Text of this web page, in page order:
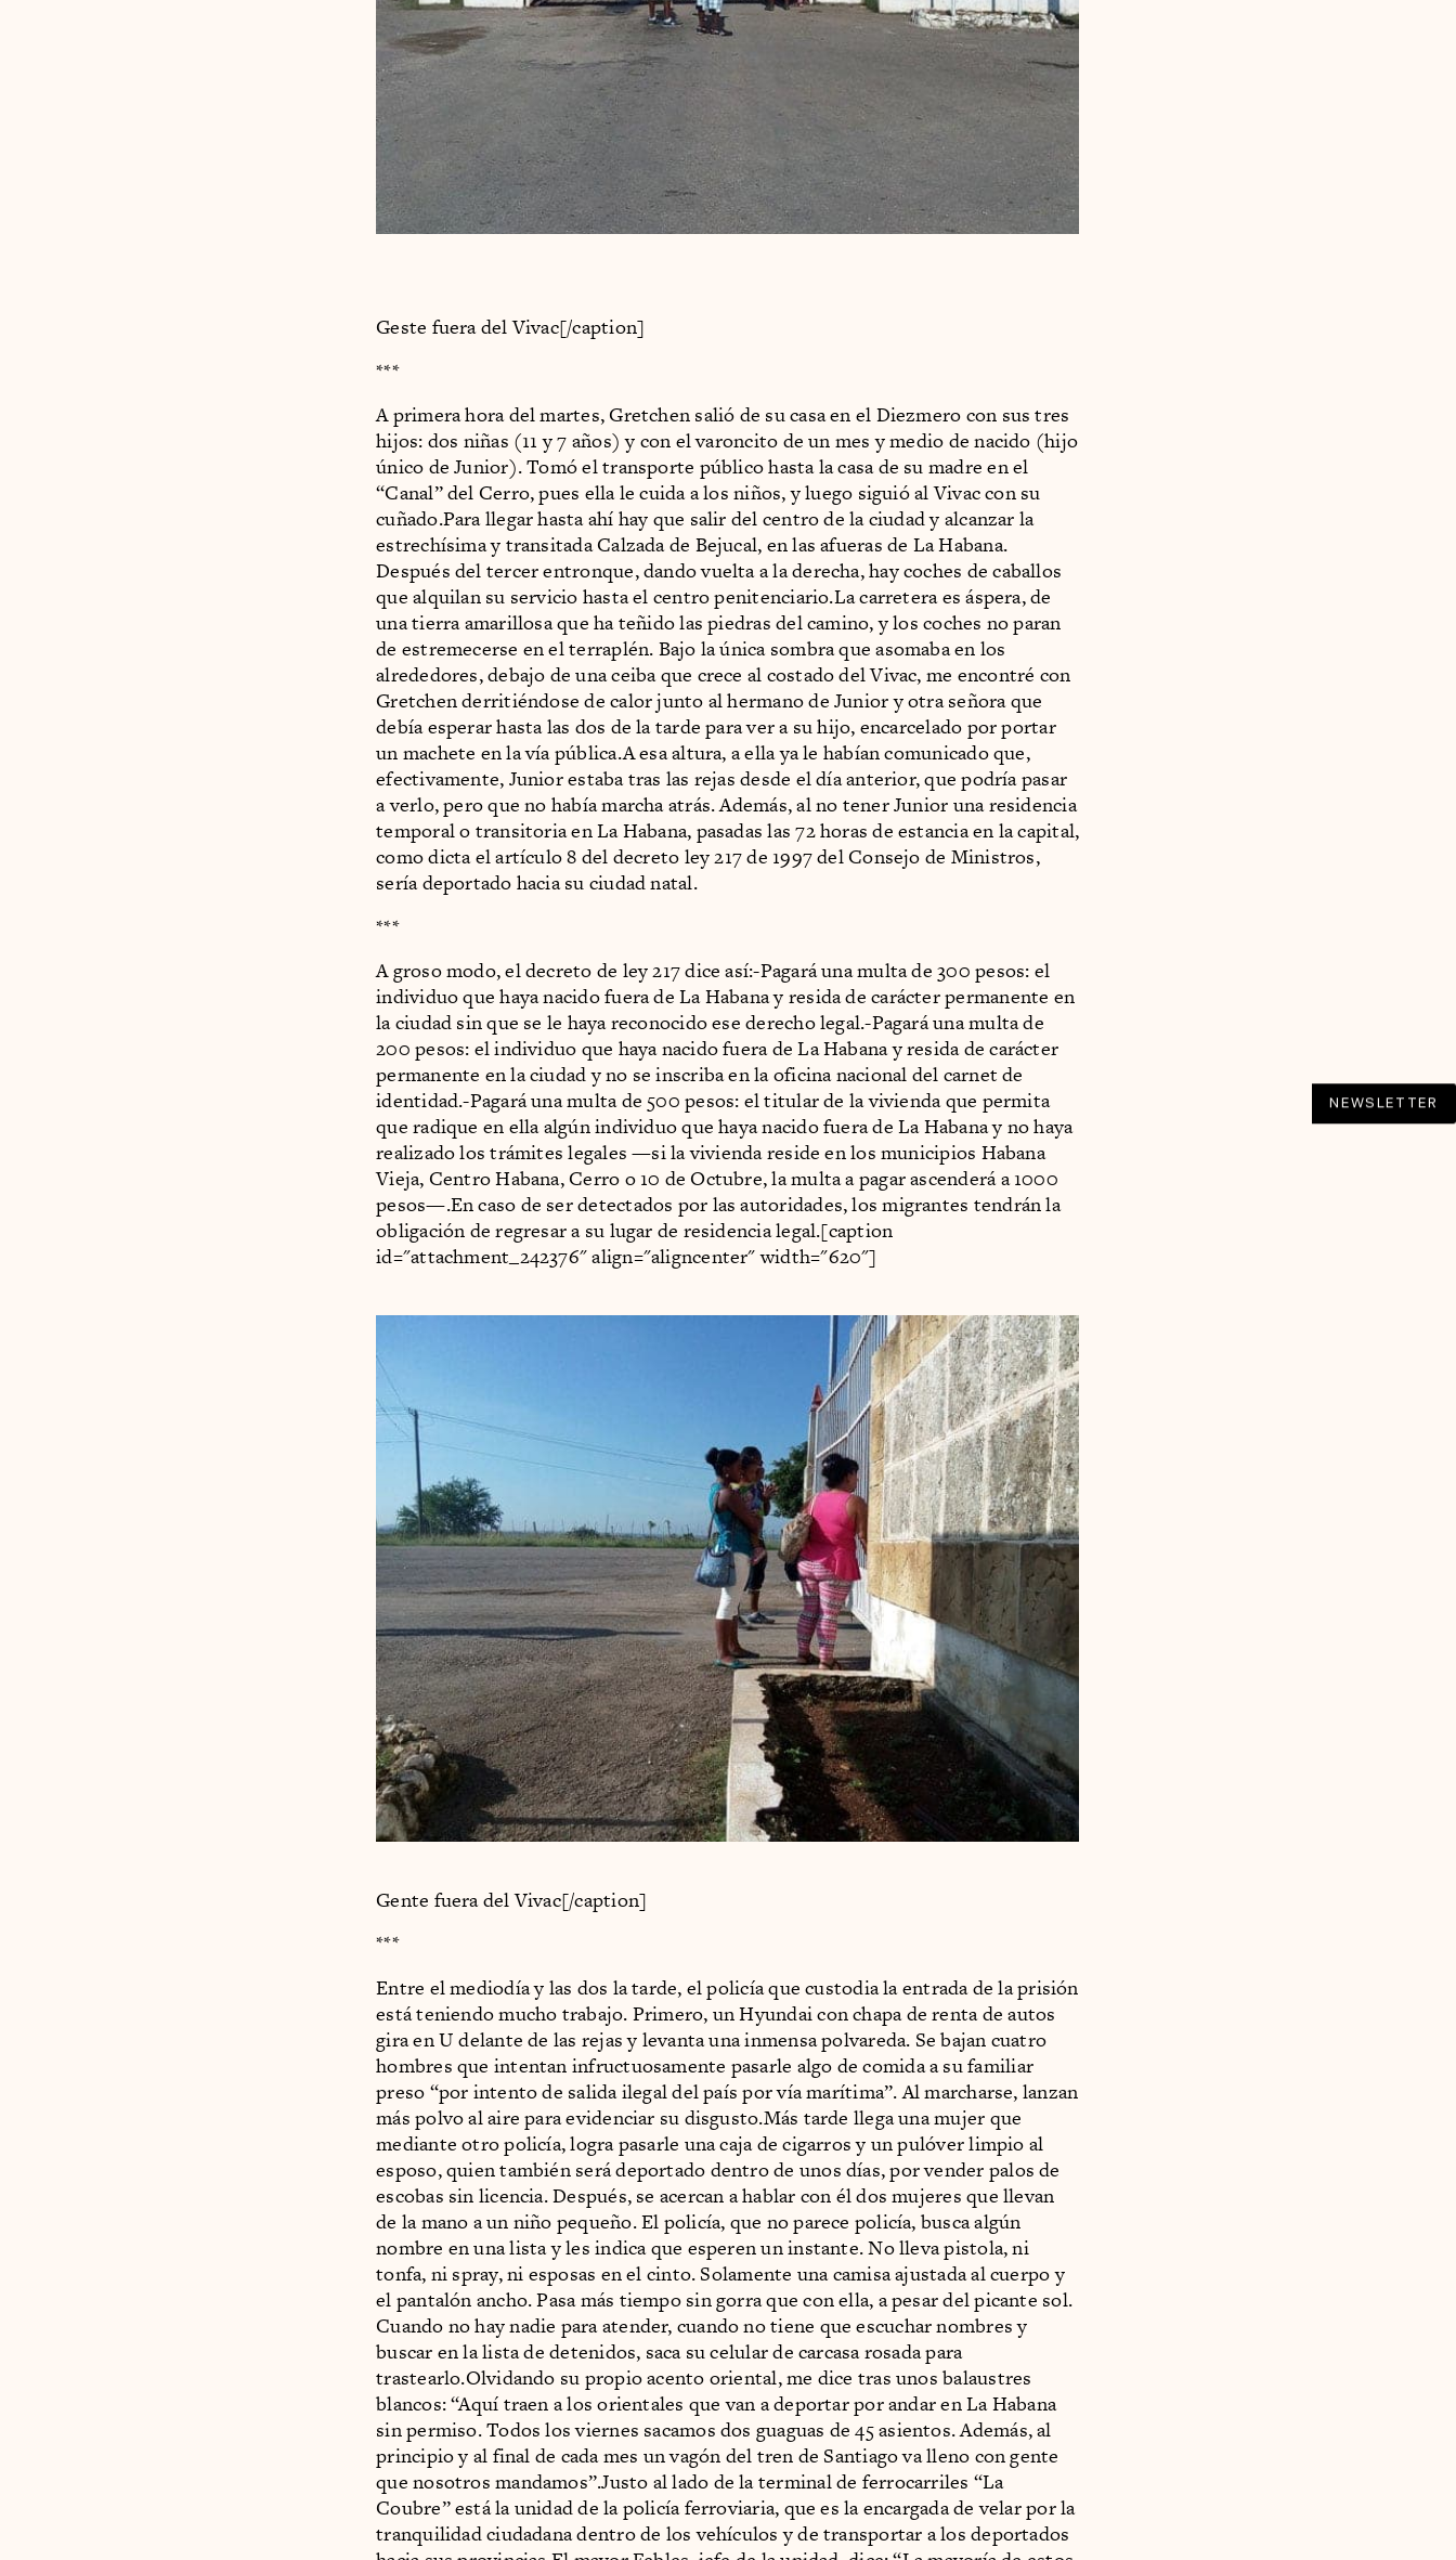
Geste fuera del Vivac[/caption]
***
A primera hora del martes, Gretchen salió de su casa en el Diezmero con sus tres
hijos: dos niñas (11 y 7 años) y con el varoncito de un mes y medio de nacido (hijo
único de Junior). Tomó el transporte público hasta la casa de su madre en el
“Canal” del Cerro, pues ella le cuida a los niños, y luego siguió al Vivac con su
cuñado.Para llegar hasta ahí hay que salir del centro de la ciudad y alcanzar la
estrechísima y transitada Calzada de Bejucal, en las afueras de La Habana.
Después del tercer entronque, dando vuelta a la derecha, hay coches de caballos
que alquilan su servicio hasta el centro penitenciario.La carretera es áspera, de
una tierra amarillosa que ha teñido las piedras del camino, y los coches no paran
de estremecerse en el terraplén. Bajo la única sombra que asomaba en los
alrededores, debajo de una ceiba que crece al costado del Vivac, me encontré con
Gretchen derritiéndose de calor junto al hermano de Junior y otra señora que
debía esperar hasta las dos de la tarde para ver a su hijo, encarcelado por portar
un machete en la vía pública.A esa altura, a ella ya le habían comunicado que,
efectivamente, Junior estaba tras las rejas desde el día anterior, que podría pasar
a verlo, pero que no había marcha atrás. Además, al no tener Junior una residencia
temporal o transitoria en La Habana, pasadas las 72 horas de estancia en la capital,
como dicta el artículo 8 del decreto ley 217 de 1997 del Consejo de Ministros,
sería deportado hacia su ciudad natal.
***
A groso modo, el decreto de ley 217 dice así:-Pagará una multa de 300 pesos: el
individuo que haya nacido fuera de La Habana y resida de carácter permanente en
la ciudad sin que se le haya reconocido ese derecho legal.-Pagará una multa de
200 pesos: el individuo que haya nacido fuera de La Habana y resida de carácter
permanente en la ciudad y no se inscriba en la oficina nacional del carnet de
identidad.-Pagará una multa de 500 pesos: el titular de la vivienda que permita
que radique en ella algún individuo que haya nacido fuera de La Habana y no haya
realizado los trámites legales —si la vivienda reside en los municipios Habana
Vieja, Centro Habana, Cerro o 10 de Octubre, la multa a pagar ascenderá a 1000
pesos—.En caso de ser detectados por las autoridades, los migrantes tendrán la
obligación de regresar a su lugar de residencia legal.[caption
id="attachment_242376" align="aligncenter" width="620"]
Gente fuera del Vivac[/caption]
***
Entre el mediodía y las dos la tarde, el policía que custodia la entrada de la prisión
está teniendo mucho trabajo. Primero, un Hyundai con chapa de renta de autos
gira en U delante de las rejas y levanta una inmensa polvareda. Se bajan cuatro
hombres que intentan infructuosamente pasarle algo de comida a su familiar
preso “por intento de salida ilegal del país por vía marítima”. Al marcharse, lanzan
más polvo al aire para evidenciar su disgusto.Más tarde llega una mujer que
mediante otro policía, logra pasarle una caja de cigarros y un pulóver limpio al
esposo, quien también será deportado dentro de unos días, por vender palos de
escobas sin licencia. Después, se acercan a hablar con él dos mujeres que llevan
de la mano a un niño pequeño. El policía, que no parece policía, busca algún
nombre en una lista y les indica que esperen un instante. No lleva pistola, ni
tonfa, ni spray, ni esposas en el cinto. Solamente una camisa ajustada al cuerpo y
el pantalón ancho. Pasa más tiempo sin gorra que con ella, a pesar del picante sol.
Cuando no hay nadie para atender, cuando no tiene que escuchar nombres y
buscar en la lista de detenidos, saca su celular de carcasa rosada para
trastearlo.Olvidando su propio acento oriental, me dice tras unos balaustres
blancos: “Aquí traen a los orientales que van a deportar por andar en La Habana
sin permiso. Todos los viernes sacamos dos guaguas de 45 asientos. Además, al
principio y al final de cada mes un vagón del tren de Santiago va lleno con gente
que nosotros mandamos”.Justo al lado de la terminal de ferrocarriles “La
Coubre” está la unidad de la policía ferroviaria, que es la encargada de velar por la
tranquilidad ciudadana dentro de los vehículos y de transportar a los deportados
NEWSLETTER